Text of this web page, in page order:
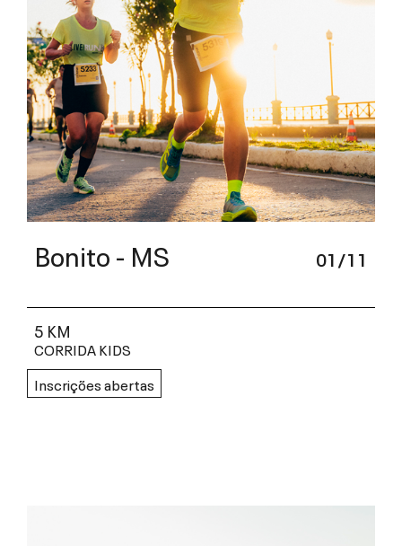
Bonito - MS 01/11
5 KM
CORRIDA KIDS
Inscrições abertas